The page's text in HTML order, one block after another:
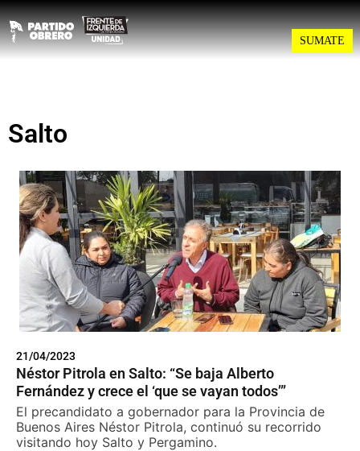
SUMATE
Salto
21/04/2023
Néstor Pitrola en Salto: “Se baja Alberto
Fernández y crece el ‘que se vayan todos’”
El precandidato a gobernador para la Provincia de
Buenos Aires Néstor Pitrola, continuó su recorrido
visitando hoy Salto y Pergamino.